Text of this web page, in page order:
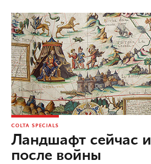
COLTA SPECIALS
Ландшафт сейчас и
после войны